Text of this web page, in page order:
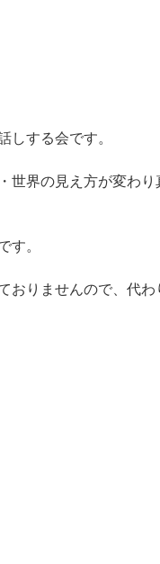
しする会です。
界の見え方が変わ
。
りませんので、代